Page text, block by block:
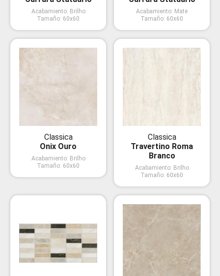
Acabamiento: Brilho
Tamaño: 60x60
Acabamiento: Mate
Tamaño: 60x60
Classica
Onix Ouro
Acabamiento: Brilho
Tamaño: 60x60
Classica
Travertino Roma
Branco
Acabamiento: Brilho
Tamaño: 60x60